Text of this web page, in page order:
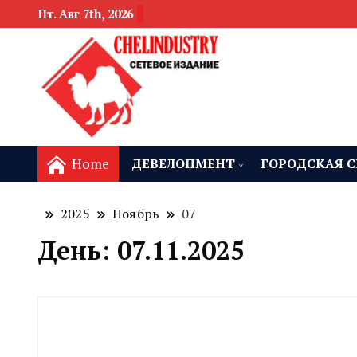
Пт. Авг 7th, 2026
Home ДЕВЕЛОПМЕНТ ГОРОДСКАЯ
2025 Ноябрь 07
День: 07.11.2025